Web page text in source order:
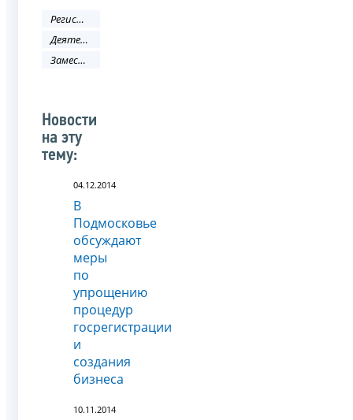
Регистрация
Деятельность ФНС
Заместитель руководителя ФНС России
Новости
на эту
тему:
04.12.2014
В
Подмосковье
обсуждают
меры
по
упрощению
процедур
госрегистрации
и
создания
бизнеса
10.11.2014